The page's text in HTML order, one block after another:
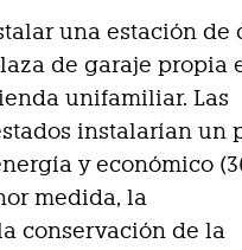
una estación de
de garaje propia
unifamiliar. Las
instalarían un
y económico
medida, la
conservación de la